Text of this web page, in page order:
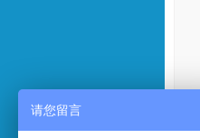
请您留言